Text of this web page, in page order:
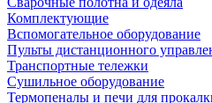
Комплектующие
Вспомогательное оборудование
Пульты дистанционного
Транспортные тележки
Сушильное оборудование
Термопеналы и печи для